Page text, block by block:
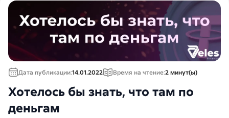
Дата публикации:14.01.2022 Время на чтение:2 минут(ы)
Хотелось бы знать, что там по
деньгам